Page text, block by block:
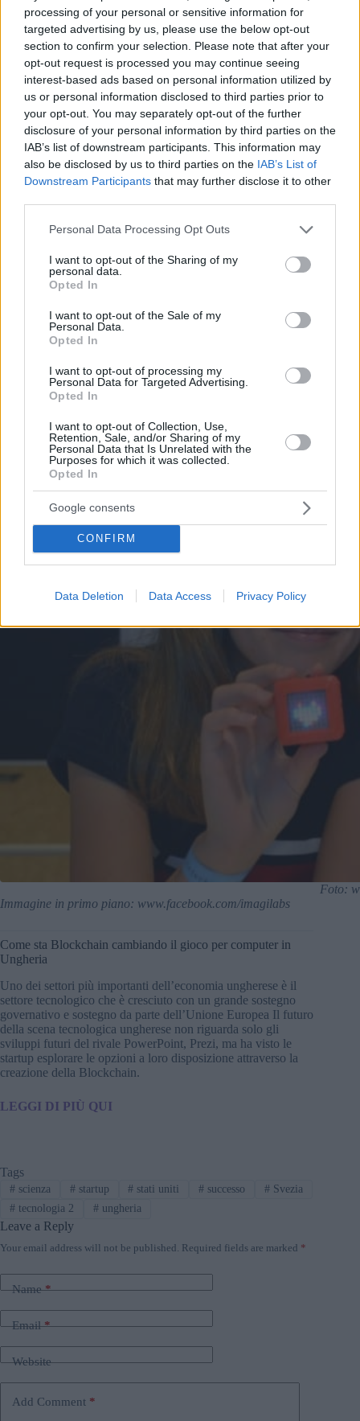
processing of your personal or sensitive information for
targeted advertising by us, please use the below opt-out
section to confirm your selection. Please note that after your
opt-out request is processed you may continue seeing
interest-based ads based on personal information utilized by
us or personal information disclosed to third parties prior to
your opt-out. You may separately opt-out of the further
disclosure of your personal information by third parties on the
IAB’s list of downstream participants. This information may
also be disclosed by us to third parties on the IAB’s List of
Downstream Participants that may further disclose it to other
Please note that this website/app uses one or more Google
not limited to your visit or usage behaviour. You may click to
grant or deny consent to Google and its third-party tags to
use your data for below specified purposes in below Google
consent section.
Personal Data Processing Opt Outs
I want to opt-out of the Sharing of my
personal data.
Opted In
I want to opt-out of the Sale of my
Personal Data.
Opted In
I want to opt-out of processing my
Personal Data for Targeted Advertising.
Opted In
I want to opt-out of Collection, Use,
Retention, Sale, and/or Sharing of my
Personal Data that Is Unrelated with the
Purposes for which it was collected.
Opted In
Google consents
CONFIRM
Data Deletion Data Access Privacy Policy
Foto:
Aziende multinazionali come la svedese Erricson se ne sono
accorta nel 2018 e le hanno invitate al loro programma di
start-up diventando il loro primo partner, questa primavera, la
società americana Apple ha invitato le tre giovani donne,
Potrebbero incontrare le più grandi menti dell’informatica
Inoltre, la superstar svedese Robyn ha persino ordinato loro
un cubo di illuminazione che hanno creato immediatamente
significativo che sarà trasformato in dispositivi più portatili e
La tecnologia è il futuro ma non ci sono abbastanza donne in
questo campo più inclusivo e alzare la voce nel mondo
Foto:
Immagine in primo piano: www.facebook.com/imagilabs
Come sta Blockchain cambiando il gioco per computer in
Ungheria
Uno dei settori più importanti dell’economia ungherese è il
settore tecnologico che è cresciuto con un grande sostegno
governativo e sostegno da parte dell’Unione Europea Il futuro
della scena tecnologica ungherese non riguarda solo gli
sviluppi futuri del rivale PowerPoint, Prezi, ma ha visto le
startup esplorare le opzioni a loro disposizione attraverso la
creazione della Blockchain.
LEGGI DI PIÙ QUI
Tags
#scienza #startup # stati uniti # successo # Svezia
#tecnologia 2 #ungheria
Leave a Reply
Your email address will not be published. Required fields are marked *
Name*
Email*
Website
Add Comment *